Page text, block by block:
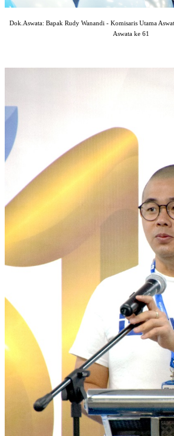
Dok.Aswata: Bapak Rudy Wanandi - Komisaris Utama
Aswata ke 61